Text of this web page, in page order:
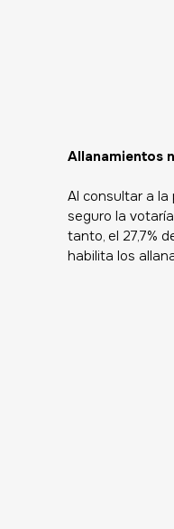
Allanamientos
Al consultar a la
seguro la
tanto, el 27,7%
habilita los